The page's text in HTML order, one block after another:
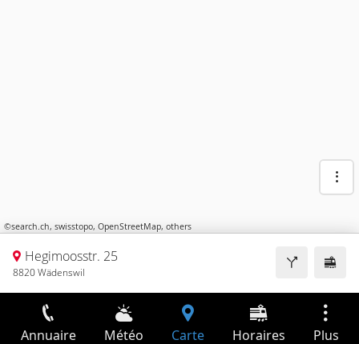
©search.ch, swisstopo, OpenStreetMap, others
Hegimoosstr. 25
8820 Wädenswil
Annuaire Météo Carte Horaires Plus